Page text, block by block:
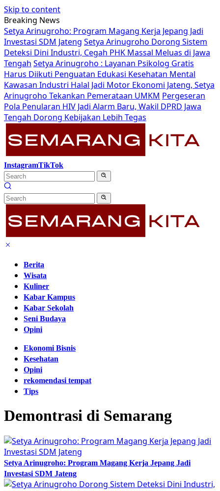
Skip to content
Breaking News
Setya Arinugroho: Program Magang Kerja Jepang Jadi
Investasi SDM Jateng Setya Arinugroho Dorong Sistem
Deteksi Dini Industri, Cegah PHK Massal Meluas di Jawa
Tengah Setya Arinugroho : Layanan Psikolog Gratis
Harus Diikuti Penguatan Edukasi Kesehatan Mental
Kawasan Industri Halal Jadi Motor Ekonomi Jateng, Setya
Arinugroho Tekankan Pemerataan UMKM Pergeseran
Pola Penularan HIV Jadi Alarm Baru, Wakil DPRD Jawa
Tengah Dorong Kebijakan Lebih Tegas
InstagramTikTok
Berita
Wisata
Kuliner
Kabar Kampus
Kabar Sekolah
Seni Budaya
Opini
Ekonomi Bisnis
Kesehatan
Opini
rekomendasi tempat
Tips
Demontrasi di Semarang
Setya Arinugroho: Program Magang Kerja Jepang Jadi
Investasi SDM Jateng